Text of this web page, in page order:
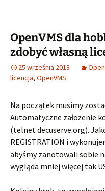
OpenVMS dla
zdobyć własną
25 września 2013
licencja, OpenVMS
Na początek musimy
Automatyczne założenie
(telnet decuserve.org).
REGISTRATION i
abyśmy zanotowali sobie
wygląda mniej więcej tak